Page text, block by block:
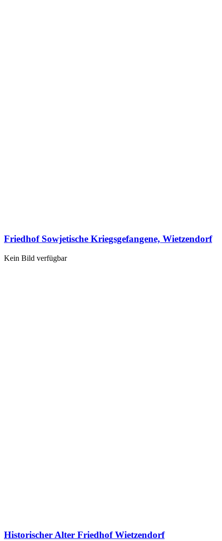
Friedhof Sowjetische Kriegsgefangene, Wietzendorf
Kein Bild verfügbar
Historischer Alter Friedhof Wietzendorf